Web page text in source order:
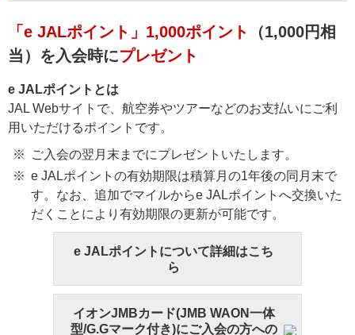
「e JALポイント」1,000ポイント
（1,000円相
当）を入会時にプレゼント
e JALポイントとは
JAL Webサイトで、航空券やツアーなどのお支払いにご利
用いただけるポイントです。
ご入会の翌月末までにプレゼントいたします。
e JALポイントの有効期限は積算月の1年後の同月末で
す。なお、追加でマイルからe JALポイントへ交換いた
だくことにより有効期限の更新が可能です。
e JALポイントについて詳細はこち
ら
イオンJMBカード(JMB WAON一体
型/G.Gマーク付き)にご入会の方への